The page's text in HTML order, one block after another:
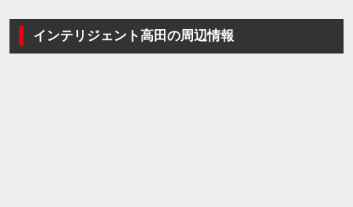
インテリジェント高田の周辺情報